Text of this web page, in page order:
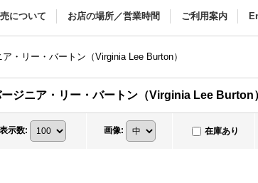
について お店の場所／営業時間 ご利用案内
・リー・バートン（Virginia Lee Burton）
ジニア・リー・バートン（Virginia Lee Burton
表示数: 画像: 在庫あり